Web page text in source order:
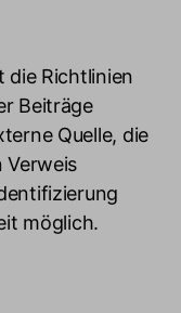
die Richtlinien
Beiträge
Quelle, die
Verweis
möglich.